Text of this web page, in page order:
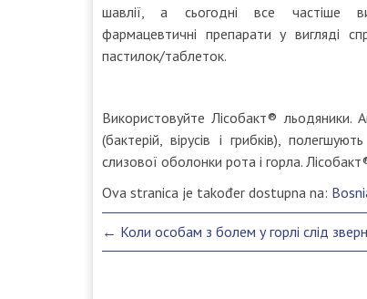
шавлії, а сьогодні все частіше
фармацевтичні препарати у вигляді
пастилок/таблеток.
Використовуйте Лісобакт® льодяники.
(бактерій, вірусів і грибків),
слизової оболонки рота і горла.
Ova stranica je također dostupna na:
Post
navigation
← Коли особам з болем у горлі слід